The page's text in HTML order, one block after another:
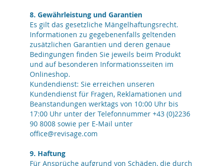
8. Gewährleistung und Garantien
Es gilt das gesetzliche Mängelhaftungsrecht.
Informationen zu gegebenenfalls geltenden
zusätzlichen Garantien und deren genaue
Bedingungen finden Sie jeweils beim Produkt
und auf besonderen Informationsseiten im
Onlineshop.
Kundendienst: Sie erreichen unseren
Kundendienst für Fragen, Reklamationen und
Beanstandungen werktags von 10:00 Uhr bis
17:00 Uhr unter der Telefonnummer +43 (0)2236
90 8008 sowie per E-Mail unter
office@revisage.com
9. Haftung
Für Ansprüche aufgrund von Schäden, die durch